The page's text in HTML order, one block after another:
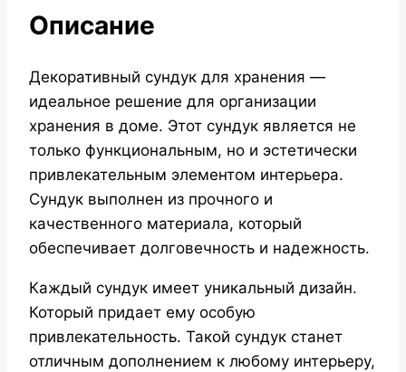
Описание
Декоративный сундук для хранения —
идеальное решение для организации
хранения в доме. Этот сундук является не
только функциональным, но и эстетически
привлекательным элементом интерьера.
Сундук выполнен из прочного и
качественного материала, который
обеспечивает долговечность и надежность.
Каждый сундук имеет уникальный дизайн.
Который придает ему особую
привлекательность. Такой сундук станет
отличным дополнением к любому интерьеру,